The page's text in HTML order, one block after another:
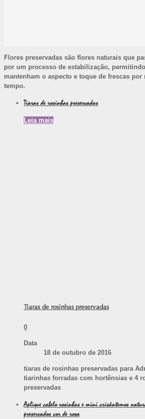
Flores preservadas são flores naturais que
por um processo de estabilização,
mantenham o aspecto e toque de frescas por
tempo.
Tiaras de rosinhas preservadas
Leia mais
Tiaras de rosinhas preservadas
0
Data
18 de outubro de 2016
tiaras de rosinhas preservadas para
tiarinhas forradas com hortênsias e 4
preservadas
Aplique cabelo rosinhas e mini crisântemos
preservados cor de rosa